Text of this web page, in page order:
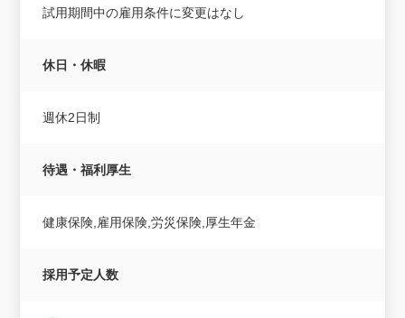
試用期間中の雇用条件に変更はなし
休日・休暇
週休2日制
待遇・福利厚生
健康保険,雇用保険,労災保険,厚生年金
採用予定人数